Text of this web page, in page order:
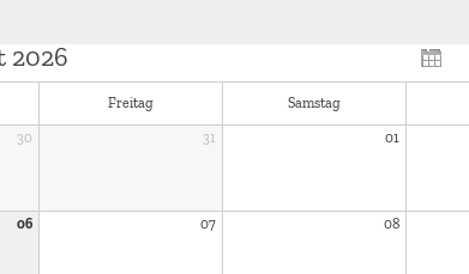
2026
Freitag Samstag
30 31 01
06 07 08